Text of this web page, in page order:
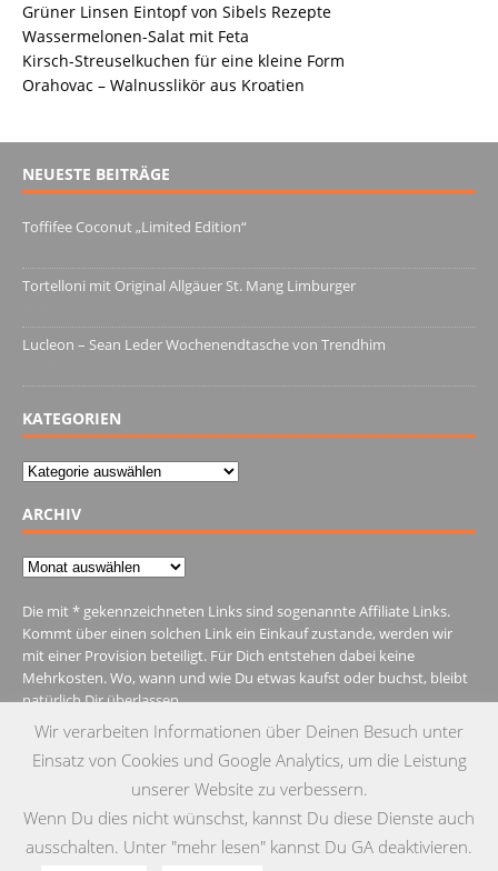
Grüner Linsen Eintopf von Sibels Rezepte
Wassermelonen-Salat mit Feta
Kirsch-Streuselkuchen für eine kleine Form
Orahovac – Walnusslikör aus Kroatien
NEUESTE BEITRÄGE
Toffifee Coconut „Limited Edition“
Tortelloni mit Original Allgäuer St. Mang Limburger
Lucleon – Sean Leder Wochenendtasche von Trendhim
KATEGORIEN
Kategorien
ARCHIV
Archiv
Die mit * gekennzeichneten Links sind sogenannte Affiliate Links.
Kommt über einen solchen Link ein Einkauf zustande, werden wir
mit einer Provision beteiligt. Für Dich entstehen dabei keine
Mehrkosten. Wo, wann und wie Du etwas kaufst oder buchst, bleibt
natürlich Dir überlassen.
MENU
Wir verarbeiten Informationen über Deinen Besuch unter
Einsatz von Cookies und Google Analytics, um die Leistung
unserer Website zu verbessern.
Wenn Du dies nicht wünschst, kannst Du diese Dienste auch
ausschalten. Unter "mehr lesen" kannst Du GA deaktivieren.